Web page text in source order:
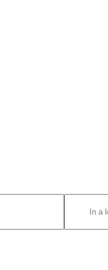
Location.
Search